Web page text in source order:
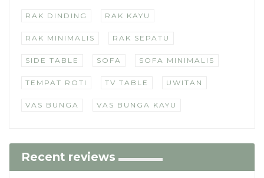
RAK DINDING RAK KAYU
RAK MINIMALIS RAK SEPATU
SIDE TABLE SOFA SOFA MINIMALIS
TEMPAT ROTI TV TABLE UWITAN
VAS BUNGA VAS BUNGA KAYU
Recent reviews